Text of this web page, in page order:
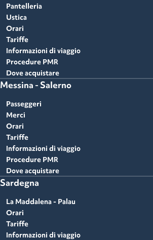
Pantelleria
Ustica
Orari
Tariffe
Informazioni di viaggio
Procedure PMR
Dove acquistare
Messina - Salerno
Passeggeri
Merci
Orari
Tariffe
Informazioni di viaggio
Procedure PMR
Dove acquistare
Sardegna
La Maddalena - Palau
Orari
Tariffe
Informazioni di viaggio